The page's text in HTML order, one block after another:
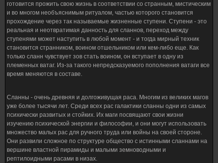
готовится прожить свою жизнь в соответствии со странным, мистическим
и во многом необъяснимым ритуалом, частью которого становится
прохождение через так называемые жизненные ступени. Ступени - это
реальная и неотвратимая данность для сланнов, переход между
ступенями может наступить в любой момент - и тогда мирный техник
становится странником, воином отшельником или кем-либо еще. Как
только сланн чувствует зов стать воином, он вступает в одну из
племенных ватаг. Из-за такого непредсказуемого пополнения ватаги все
время меняются в составе.
Сланны - очень древняя и долгоживущая раса. Многим из великих магов
уже более тысячи лет. Среди всех рас галактики сланны одни из самых
психически развитых и стойких. Их маги посвящают свои жизни
изучению психической энергии и философии, и они могут использовать
множество малых рас для ручного труда или войны на своей стороне.
Они развили сложное по структуре общество с истинными сланнами на
вершине властной пирамиды и малыми земноводными и
рептилоидными расами в низах.